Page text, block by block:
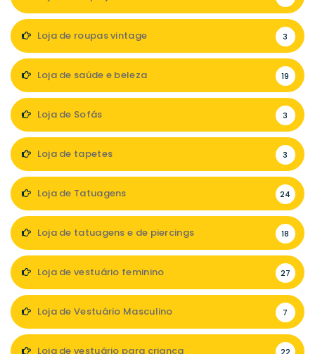
Loja de roupas vintage 3
Loja de saúde e beleza 19
Loja de Sofás 3
Loja de tapetes 3
Loja de Tatuagens 24
Loja de tatuagens e de piercings 18
Loja de vestuário feminino 27
Loja de Vestuário Masculino 7
Loja de vestuário para criança